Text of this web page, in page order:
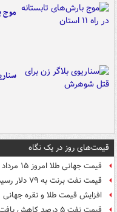
موج
قیمت‌های روز در یک نگاه
قیمت جهانی طلا امروز ۱۵ مرداد
قیمت نفت برنت به ۷۹ دلار رسید
افزایش قیمت طلا و نقره جهانی
قیمت نفت ۵ درصد کاهش یافت